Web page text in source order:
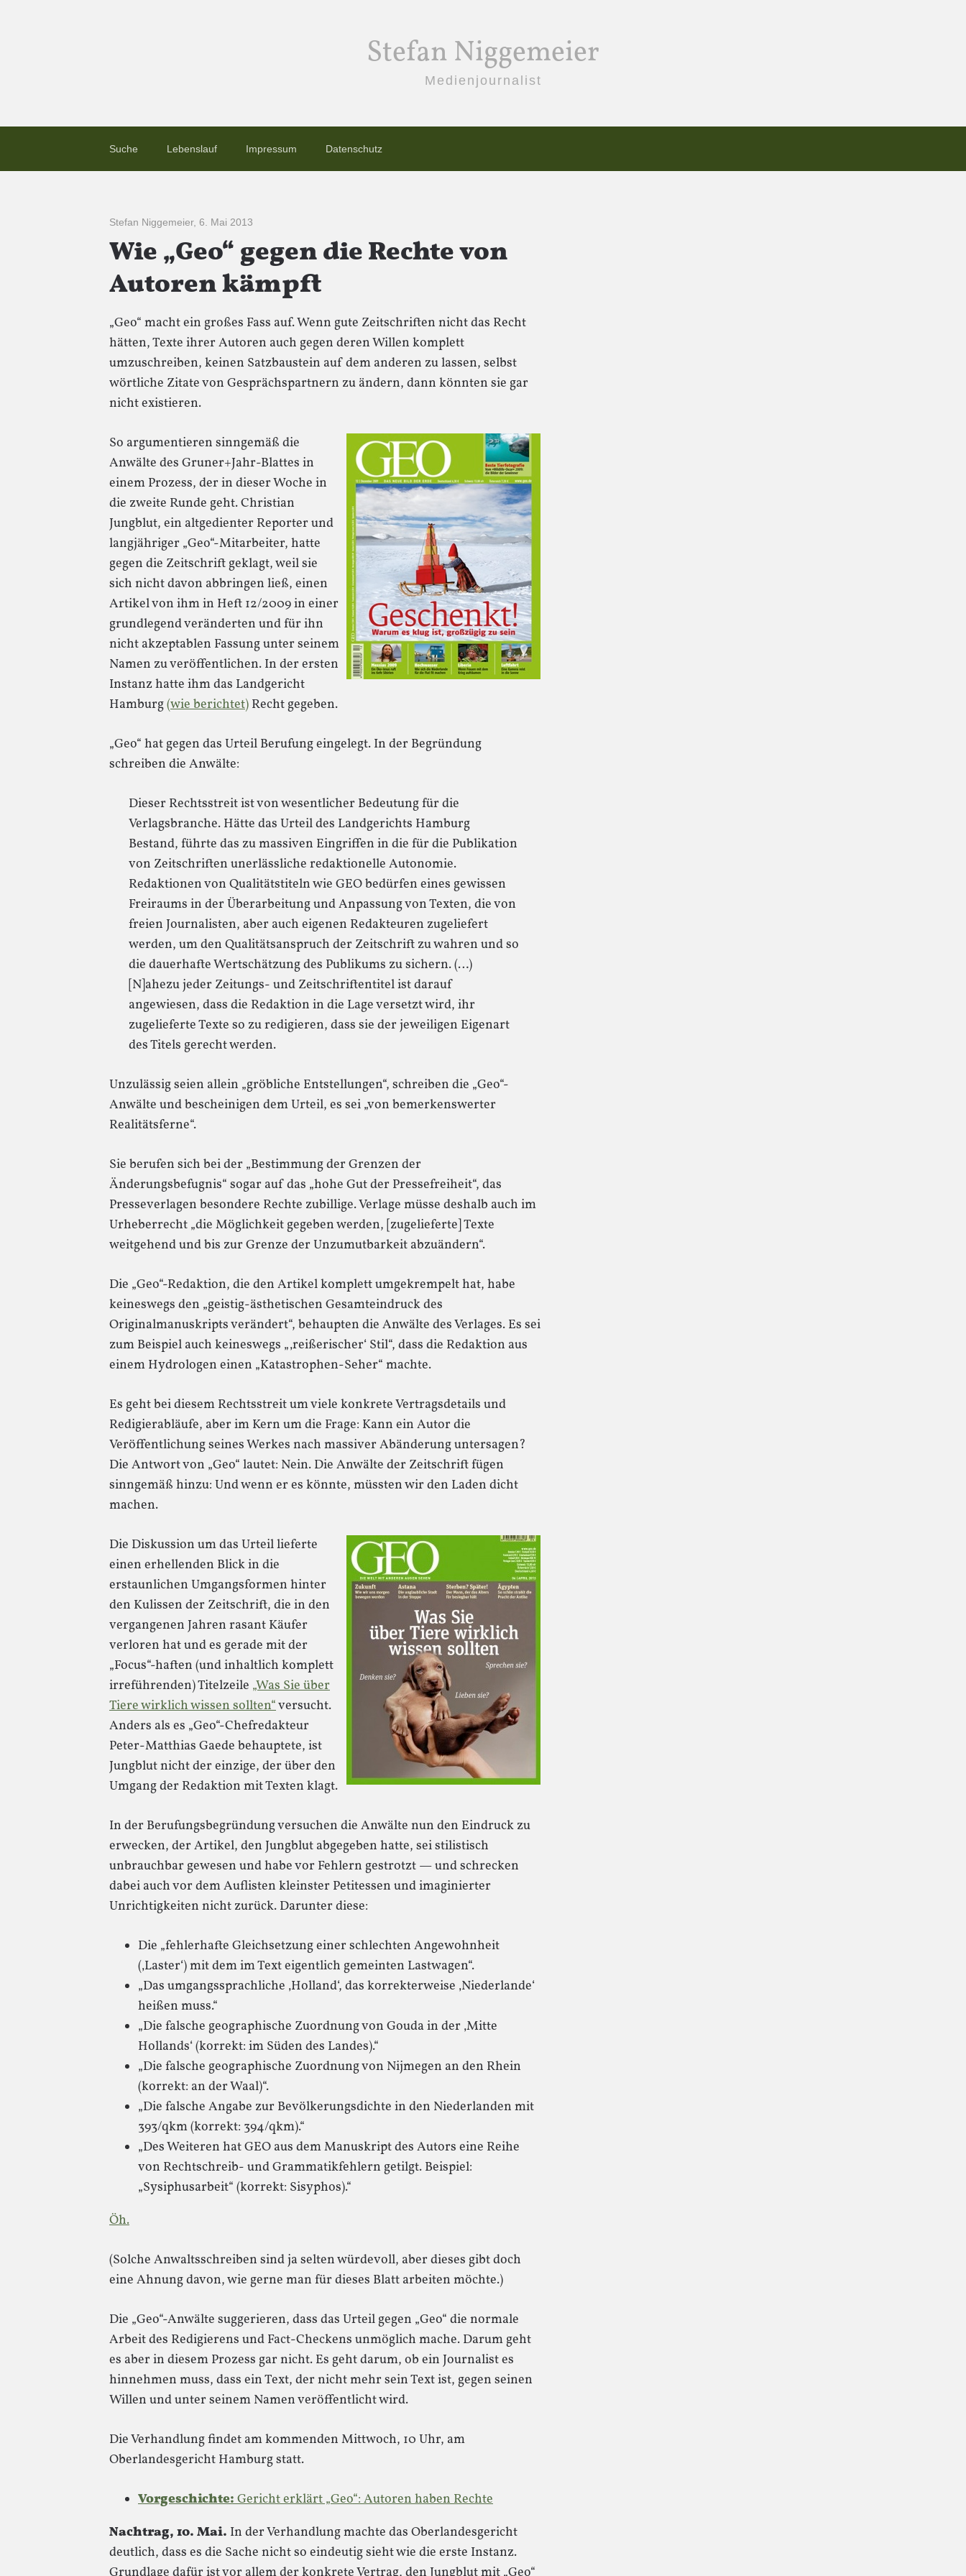
Stefan Niggemeier
Medienjournalist
Suche Lebenslauf Impressum Datenschutz
Stefan Niggemeier, 6. Mai 2013
Wie „Geo“ gegen die Rechte von
Autoren kämpft
„Geo“ macht ein großes Fass auf. Wenn gute Zeitschriften nicht das Recht
hätten, Texte ihrer Autoren auch gegen deren Willen komplett
umzuschreiben, keinen Satzbaustein auf dem anderen zu lassen, selbst
wörtliche Zitate von Gesprächspartnern zu ändern, dann könnten sie gar
nicht existieren.
So argumentieren sinngemäß die
Anwälte des Gruner+Jahr-Blattes in
einem Prozess, der in dieser Woche in
die zweite Runde geht. Christian
Jungblut, ein altgedienter Reporter und
langjähriger „Geo“-Mitarbeiter, hatte
gegen die Zeitschrift geklagt, weil sie
sich nicht davon abbringen ließ, einen
Artikel von ihm in Heft 12/2009 in einer
grundlegend veränderten und für ihn
nicht akzeptablen Fassung unter seinem
Namen zu veröffentlichen. In der ersten
Instanz hatte ihm das Landgericht
Hamburg(wie berichtet) Recht gegeben.
„Geo“ hat gegen das Urteil Berufung eingelegt. In der Begründung
schreiben die Anwälte:
Dieser Rechtsstreit ist von wesentlicher Bedeutung für die
Verlagsbranche. Hätte das Urteil des Landgerichts Hamburg
Bestand, führte das zu massiven Eingriffen in die für die Publikation
von Zeitschriften unerlässliche redaktionelle Autonomie.
Redaktionen von Qualitätstiteln wie GEO bedürfen eines gewissen
Freiraums in der Überarbeitung und Anpassung von Texten, die von
freien Journalisten, aber auch eigenen Redakteuren zugeliefert
werden, um den Qualitätsanspruch der Zeitschrift zu wahren und so
die dauerhafte Wertschätzung des Publikums zu sichern. (…)
[N]ahezu jeder Zeitungs- und Zeitschriftentitel ist darauf
angewiesen, dass die Redaktion in die Lage versetzt wird, ihr
zugelieferte Texte so zu redigieren, dass sie der jeweiligen Eigenart
des Titels gerecht werden.
Unzulässig seien allein „gröbliche Entstellungen“, schreiben die „Geo“-
Anwälte und bescheinigen dem Urteil, es sei „von bemerkenswerter
Realitätsferne“.
Sie berufen sich bei der „Bestimmung der Grenzen der
Änderungsbefugnis“ sogar auf das „hohe Gut der Pressefreiheit“, das
Presseverlagen besondere Rechte zubillige. Verlage müsse deshalb auch im
Urheberrecht „die Möglichkeit gegeben werden, [zugelieferte] Texte
weitgehend und bis zur Grenze der Unzumutbarkeit abzuändern“.
Die „Geo“-Redaktion, die den Artikel komplett umgekrempelt hat, habe
keineswegs den „geistig-ästhetischen Gesamteindruck des
Originalmanuskripts verändert“, behaupten die Anwälte des Verlages. Es sei
zum Beispiel auch keineswegs „‚reißerischer‘ Stil“, dass die Redaktion aus
einem Hydrologen einen „Katastrophen-Seher“ machte.
Es geht bei diesem Rechtsstreit um viele konkrete Vertragsdetails und
Redigierabläufe, aber im Kern um die Frage: Kann ein Autor die
Veröffentlichung seines Werkes nach massiver Abänderung untersagen?
Die Antwort von „Geo“ lautet: Nein. Die Anwälte der Zeitschrift fügen
sinngemäß hinzu: Und wenn er es könnte, müssten wir den Laden dicht
machen.
Die Diskussion um das Urteil lieferte
einen erhellenden Blick in die
erstaunlichen Umgangsformen hinter
den Kulissen der Zeitschrift, die in den
vergangenen Jahren rasant Käufer
verloren hat und es gerade mit der
„Focus“-haften (und inhaltlich komplett
irreführenden) Titelzeile „Was Sie über
Tiere wirklich wissen sollten“versucht.
Anders als es „Geo“-Chefredakteur
Peter-Matthias Gaede behauptete, ist
Jungblut nicht der einzige, der über den
Umgang der Redaktion mit Texten klagt.
In der Berufungsbegründung versuchen die Anwälte nun den Eindruck zu
erwecken, der Artikel, den Jungblut abgegeben hatte, sei stilistisch
unbrauchbar gewesen und habe vor Fehlern gestrotzt — und schrecken
dabei auch vor dem Auflisten kleinster Petitessen und imaginierter
Unrichtigkeiten nicht zurück. Darunter diese:
Die „fehlerhafte Gleichsetzung einer schlechten Angewohnheit
(‚Laster‘) mit dem im Text eigentlich gemeinten Lastwagen“.
„Das umgangssprachliche ‚Holland‘, das korrekterweise ‚Niederlande‘
heißen muss.“
„Die falsche geographische Zuordnung von Gouda in der ‚Mitte
Hollands‘ (korrekt: im Süden des Landes).“
„Die falsche geographische Zuordnung von Nijmegen an den Rhein
(korrekt: an der Waal)“.
„Die falsche Angabe zur Bevölkerungsdichte in den Niederlanden mit
393/qkm (korrekt: 394/qkm).“
„Des Weiteren hat GEO aus dem Manuskript des Autors eine Reihe
von Rechtschreib- und Grammatikfehlern getilgt. Beispiel:
„Sysiphusarbeit“ (korrekt: Sisyphos).“
Öh.
(Solche Anwaltsschreiben sind ja selten würdevoll, aber dieses gibt doch
eine Ahnung davon, wie gerne man für dieses Blatt arbeiten möchte.)
Die „Geo“-Anwälte suggerieren, dass das Urteil gegen „Geo“ die normale
Arbeit des Redigierens und Fact-Checkens unmöglich mache. Darum geht
es aber in diesem Prozess gar nicht. Es geht darum, ob ein Journalist es
hinnehmen muss, dass ein Text, der nicht mehr sein Text ist, gegen seinen
Willen und unter seinem Namen veröffentlicht wird.
Die Verhandlung findet am kommenden Mittwoch, 10 Uhr, am
Oberlandesgericht Hamburg statt.
Vorgeschichte:Gericht erklärt „Geo“: Autoren haben Rechte
Nachtrag, 10. Mai. In der Verhandlung machte das Oberlandesgericht
deutlich, dass es die Sache nicht so eindeutig sieht wie die erste Instanz.